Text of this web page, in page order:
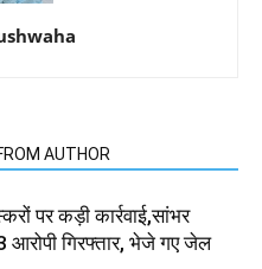
AUTHOR
पर कड़ी कार्रवाई,सांभर
आरोपी गिरफ्तार, भेजे गए जेल